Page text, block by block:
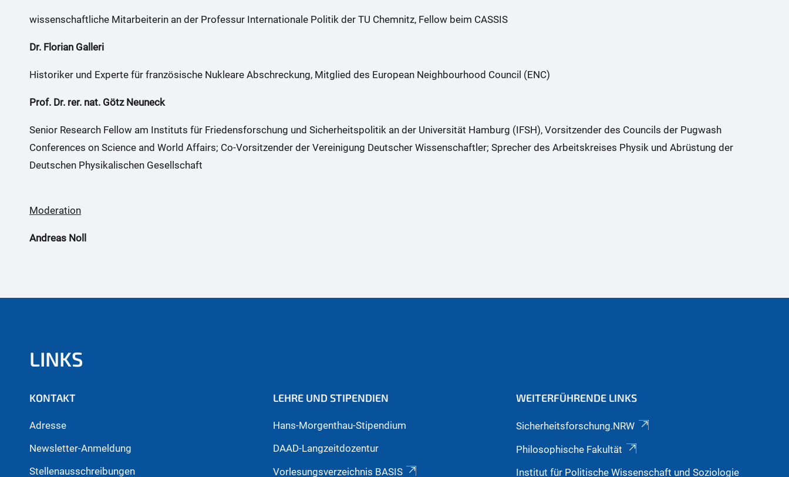
wissenschaftliche Mitarbeiterin an der Professur Internationale Politik der TU Chemnitz, Fellow beim CASSIS
Dr. Florian Galleri
Historiker und Experte für französische Nukleare Abschreckung, Mitglied des European Neighbourhood Council (ENC)
Prof. Dr. rer. nat. Götz Neuneck
Senior Research Fellow am Instituts für Friedensforschung und Sicherheitspolitik an der Universität Hamburg (IFSH), Vorsitzender des Councils der Pugwash
Conferences on Science and World Affairs; Co-Vorsitzender der Vereinigung Deutscher Wissenschaftler; Sprecher des Arbeitskreises Physik und Abrüstung der
Deutschen Physikalischen Gesellschaft
Moderation
Andreas Noll
LINKS
KONTAKT
Adresse
Newsletter-Anmeldung
Stellenausschreibungen
LEHRE UND STIPENDIEN
Hans-Morgenthau-Stipendium
DAAD-Langzeitdozentur
Vorlesungsverzeichnis BASIS
WEITERFÜHRENDE LINKS
Sicherheitsforschung.NRW
Philosophische Fakultät
Institut für Politische Wissenschaft und Soziologie